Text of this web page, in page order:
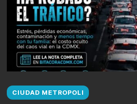
CIUDAD METROPOLI